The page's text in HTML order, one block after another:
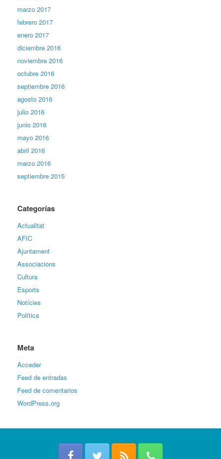
marzo 2017
febrero 2017
enero 2017
diciembre 2016
noviembre 2016
octubre 2016
septiembre 2016
agosto 2016
julio 2016
junio 2016
mayo 2016
abril 2016
marzo 2016
septiembre 2015
Categorías
Actualitat
AFIC
Ajuntament
Associacions
Cultura
Esports
Notícies
Política
Meta
Acceder
Feed de entradas
Feed de comentarios
WordPress.org